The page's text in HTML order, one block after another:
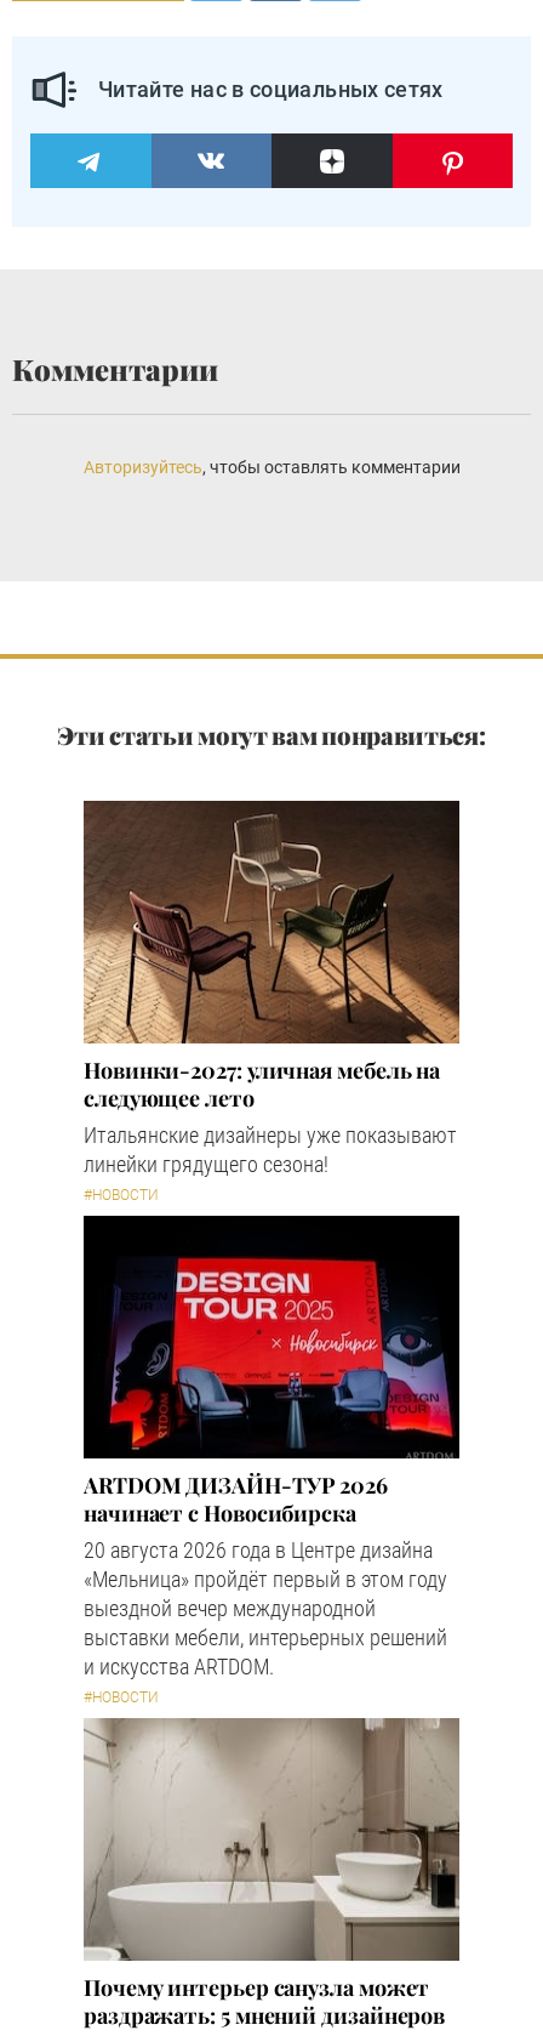
Читайте нас в социальных сетях
Комментарии
Авторизуйтесь, чтобы оставлять комментарии
Эти статьи могут вам понравиться:
Новинки-2027: уличная мебель на
следующее лето
Итальянские дизайнеры уже показывают
линейки грядущего сезона!
#НОВОСТИ
ARTDOM ДИЗАЙН-ТУР 2026
начинает с Новосибирска
20 августа 2026 года в Центре дизайна
«Мельница» пройдёт первый в этом году
выездной вечер международной
выставки мебели, интерьерных решений
и искусства ARTDOM.
#НОВОСТИ
Почему интерьер санузла может
раздражать: 5 мнений дизайнеров